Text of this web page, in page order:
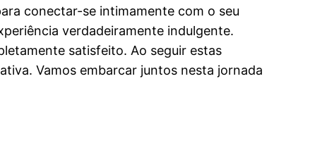
conectar-se intimamente com o seu
verdadeiramente indulgente.
satisfeito. Ao seguir estas
Vamos embarcar juntos nesta jornada